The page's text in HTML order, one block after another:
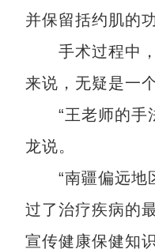
并保留括约肌的功
手术过程中，
来说，无疑是一
“王老师的手法
龙说。
“南疆偏远地区
过了治疗疾病的
宣传健康保健知